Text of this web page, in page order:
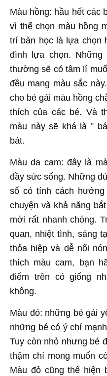
Màu hồng: hầu hết các
vì thế chọn màu hồng
trí bàn học là lựa chọn
đình lựa chọn. Những
thường sẽ có tâm lí
đều mang màu sắc
cho bé gái màu hồng
thích của các bé. Và
màu này sẽ khá là ”
bát.
Màu da cam: đây là
đầy sức sống. Những
số có tính cách
chuyện và khả năng
mới rất nhanh chóng.
quan, nhiệt tình, sáng
thỏa hiệp và dễ nổi
thích màu cam, bạn
điểm trên có giống
không.
Màu đỏ: những bé gái
những bé có ý chí
Tuy còn nhỏ nhưng bé
thậm chí mong muốn
Màu đỏ cũng thể hiện